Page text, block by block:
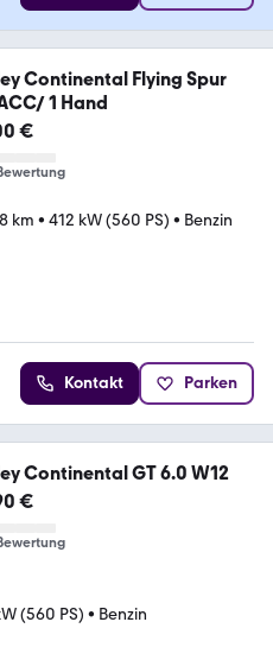
Continental Flying Spur
1 Hand
€
km • 412 kW (560 PS) • Benzin
Kontakt Parken
Continental GT 6.0 W12
€
(560 PS) • Benzin